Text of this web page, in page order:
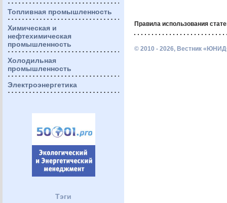
Топливная промышленность
Химическая и
нефтехимическая
промышленность
Холодильная
промышленность
Электроэнергетика
Тэги
Правила использования
© 2010 - 2026, Вестник